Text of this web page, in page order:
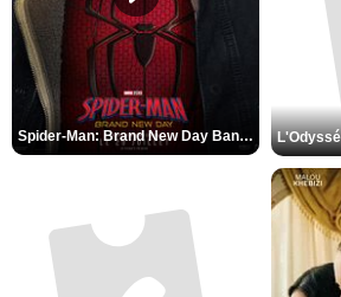
Spider-Man: Brand New Day Bande-annonce VO STFR